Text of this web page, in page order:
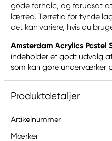
gode forhold, og forudsat
lærred. Tørretid for tynde
det kan variere, hvis du
Amsterdam Acrylics Pastel
indeholder et godt udvalg
som kan gøre underværker
Produktdetaljer
Artikelnummer
Mærker